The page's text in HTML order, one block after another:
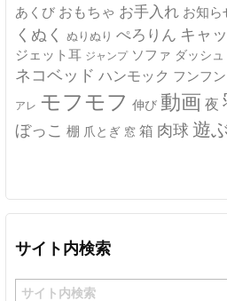
あくび おもちゃ お手入れ お知ら
くぬく ぬりぬり ぺろりん キャ
ジェット耳 ジャンプ ソファ ダッシュ
ネコベッド ハンモック フンフン
アレ モフモフ 伸び 動画 夜
ぼっこ 棚 爪とぎ 窓 箱 肉球 遊
サイト内検索